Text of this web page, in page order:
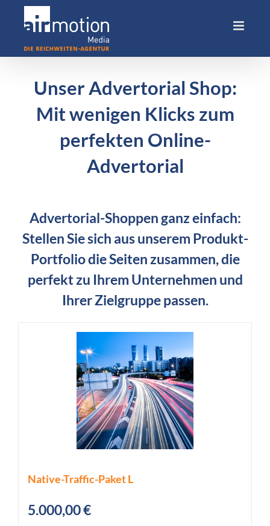
Unser Advertorial Shop:
Mit wenigen Klicks zum
perfekten Online-
Advertorial
Advertorial-Shoppen ganz einfach:
Stellen Sie sich aus unserem Produkt-
Portfolio die Seiten zusammen, die
perfekt zu Ihrem Unternehmen und
Ihrer Zielgruppe passen.
Native-Traffic-Paket L
5.000,00€